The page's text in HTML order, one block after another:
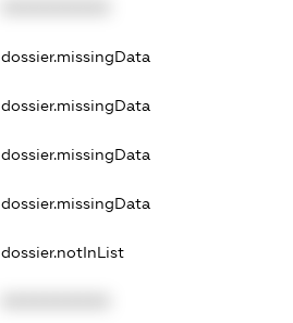
dossier.missingData
dossier.missingData
dossier.missingData
dossier.missingData
dossier.notInList